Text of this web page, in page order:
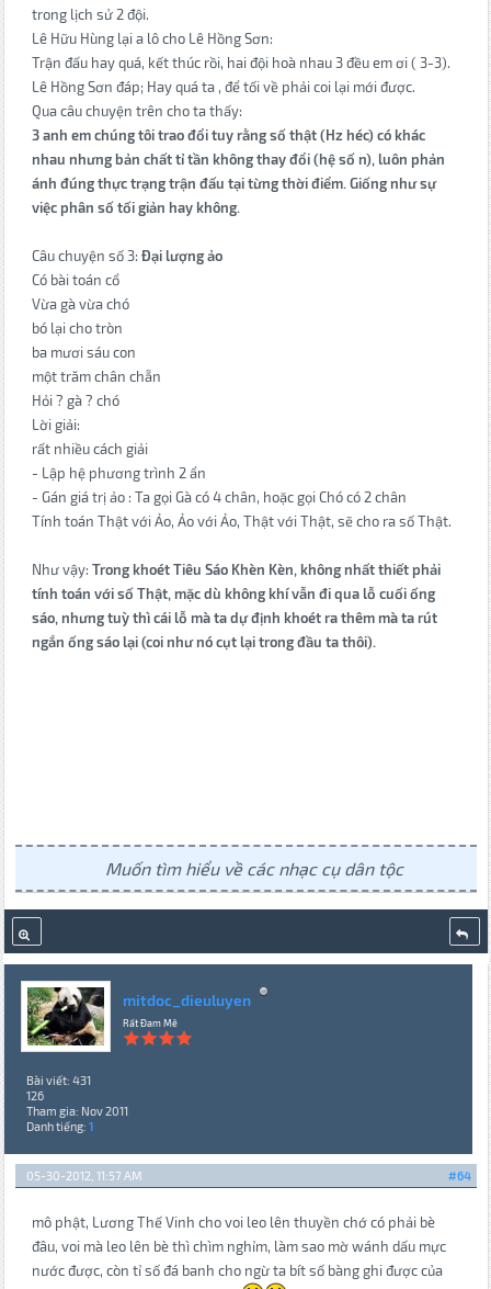
trong lịch sử 2 đội.
Lê Hữu Hùng lại a lô cho Lê Hồng Sơn:
Trận đấu hay quá, kết thúc rồi, hai đội hoà nhau 3 đều em ơi ( 3-3).
Lê Hồng Sơn đáp; Hay quá ta , để tối về phải coi lại mới được.
Qua câu chuyện trên cho ta thấy:
3 anh em chúng tôi trao đổi tuy rằng số thật (Hz héc) có khác
nhau nhưng bản chất tỉ tần không thay đổi (hệ số n), luôn phản
ánh đúng thực trạng trận đấu tại từng thời điểm. Giống như sự
việc phân số tối giản hay không.
Câu chuyện số 3: Đại lượng ảo
Có bài toán cổ
Vừa gà vừa chó
bó lại cho tròn
ba mươi sáu con
một trăm chân chẵn
Hỏi ? gà ? chó
Lời giải:
rất nhiều cách giải
- Lập hệ phương trình 2 ẩn
- Gán giá trị ảo : Ta gọi Gà có 4 chân, hoặc gọi Chó có 2 chân
Tính toán Thật với Ảo, Ảo với Ảo, Thật với Thật, sẽ cho ra số Thật.
Như vậy: Trong khoét Tiêu Sáo Khèn Kèn, không nhất thiết phải
tính toán với số Thật, mặc dù không khí vẫn đi qua lỗ cuối ống
sáo, nhưng tuỳ thì cái lỗ mà ta dự định khoét ra thêm mà ta rút
ngắn ống sáo lại (coi như nó cụt lại trong đầu ta thôi).
Muốn tìm hiểu về các nhạc cụ dân tộc
mitdoc_dieuluyen
Rất Đam Mê
Bài viết: 431
126
Tham gia: Nov 2011
Danh tiếng: 1
#64
05-30-2012, 11:57 AM
mô phật, Lương Thế Vinh cho voi leo lên thuyền chớ có phải bè
đâu, voi mà leo lên bè thì chìm nghỉm, làm sao mờ wánh dấu mực
nước được, còn tỉ số đá banh cho ngừ ta bít số bàng ghi được của